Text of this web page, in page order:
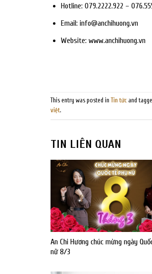
Hotline: 079.2222.922 –
Email: info@anchihuong.vn
Website: www.anchihuong.vn
This entry was posted in Tin tức and
việt.
TIN LIÊN QUAN
An Chi Hương chúc mừng ngày
nữ 8/3